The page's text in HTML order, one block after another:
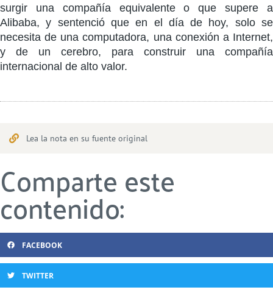
surgir una compañía equivalente o que supere a
Alibaba, y sentenció que en el día de hoy, solo se
necesita de una computadora, una conexión a Internet,
y de un cerebro, para construir una compañía
internacional de alto valor.
Lea la nota en su fuente original
Comparte este
contenido:
FACEBOOK
TWITTER